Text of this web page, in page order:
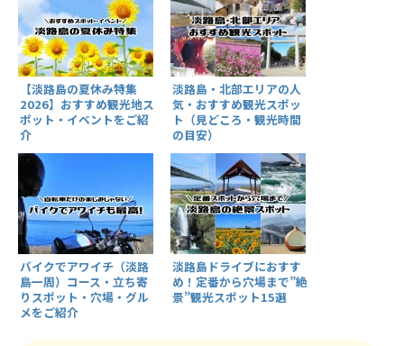
【淡路島の夏休み特集
2026】おすすめ観光地ス
ポット・イベントをご紹
介
淡路島・北部エリアの人
気・おすすめ観光スポッ
ト（見どころ・観光時間
の目安）
バイクでアワイチ（淡路
島一周）コース・立ち寄
りスポット・穴場・グル
メをご紹介
淡路島ドライブにおすす
め！定番から穴場まで”絶
景”観光スポット15選